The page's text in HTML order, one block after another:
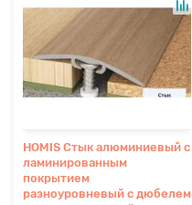
HOMIS Стык алюминиевый с
ламинированным
покрытием
разноуровневый с дюбелем